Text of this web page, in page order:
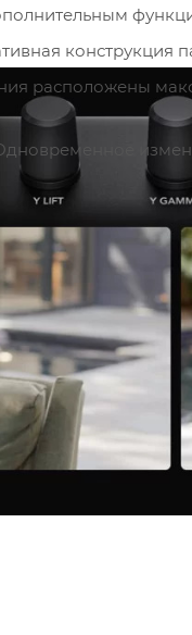
конструкция
расположены